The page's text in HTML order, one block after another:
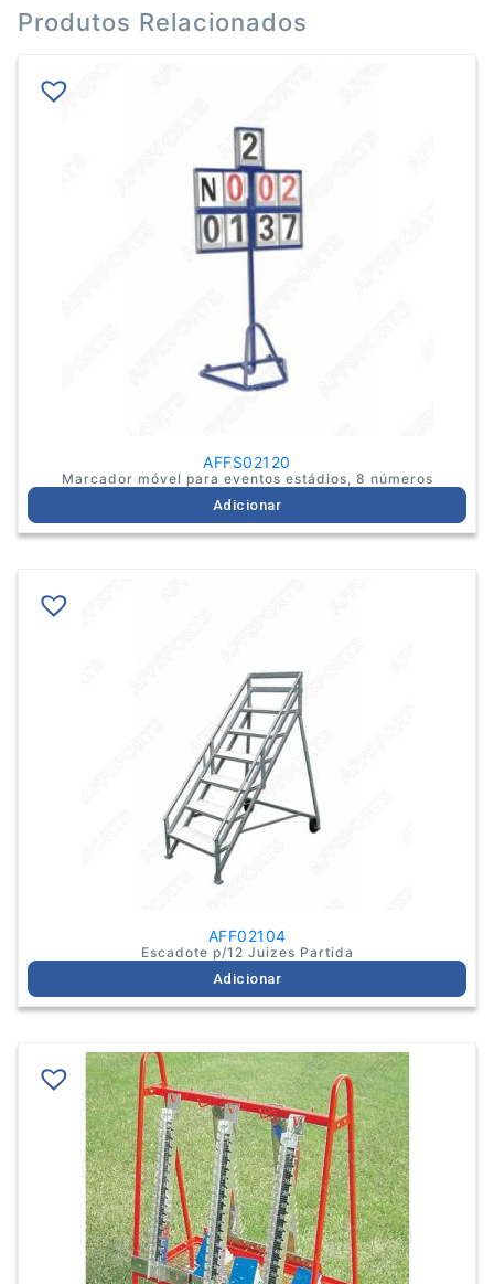
Produtos Relacionados
AFFS02120
Marcador móvel para eventos estádios, 8 números
Adicionar
AFF02104
Escadote p/12 Juizes Partida
Adicionar